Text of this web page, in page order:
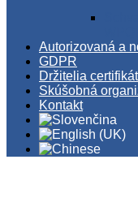
Autorizovaná a
GDPR
Držitelia
Skúšobná
Kontakt